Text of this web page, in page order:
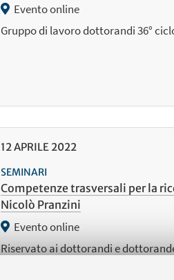
Evento online
Gruppo di lavoro dottorandi 36°
12APRILE 2022
SEMINARI
Competenze trasversali per la
Nicolò Pranzini
Evento online
Riservato ai dottorandi e